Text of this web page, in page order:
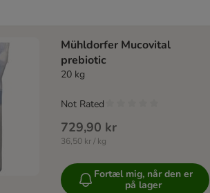
Mühldorfer Mucovital
prebiotic
20 kg
729,90 kr
36,50 kr / kg
Not Rated
Fortæl mig, når den er
på lager